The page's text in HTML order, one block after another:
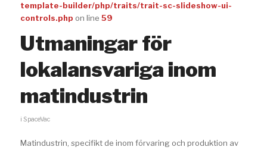
template-builder/php/traits/trait-sc-slideshow-ui-
controls.php on line 59
Utmaningar för
lokalansvariga inom
matindustrin
i SpaceVac
Matindustrin, specifikt de inom förvaring och produktion av